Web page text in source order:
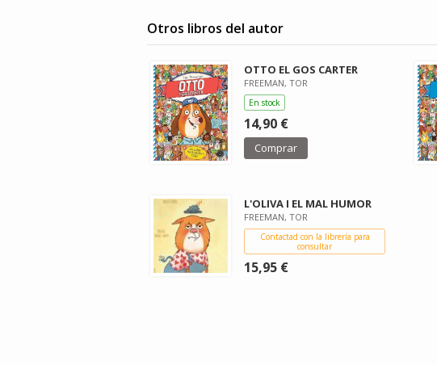
Otros libros del autor
OTTO EL GOS CARTER
FREEMAN, TOR
En stock
14,90 €
Comprar
L'OLIVA I EL MAL HUMOR
FREEMAN, TOR
Contactad con la librería para
consultar
15,95 €